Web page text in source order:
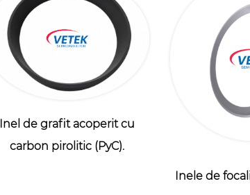
Inel de grafit acoperit cu
carbon pirolitic (PyC).
Inele de